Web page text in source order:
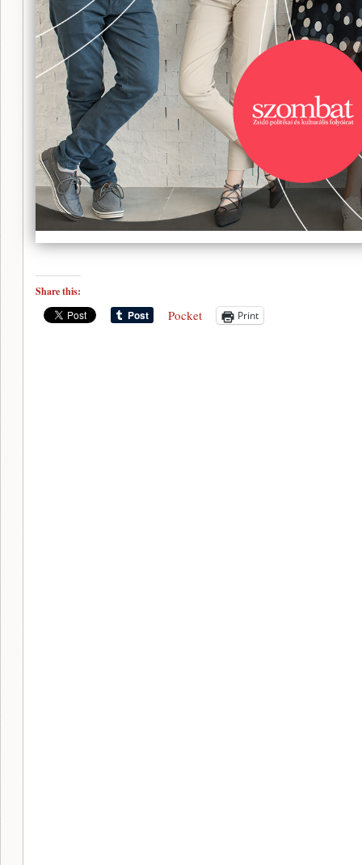
Share this:
Pocket Print